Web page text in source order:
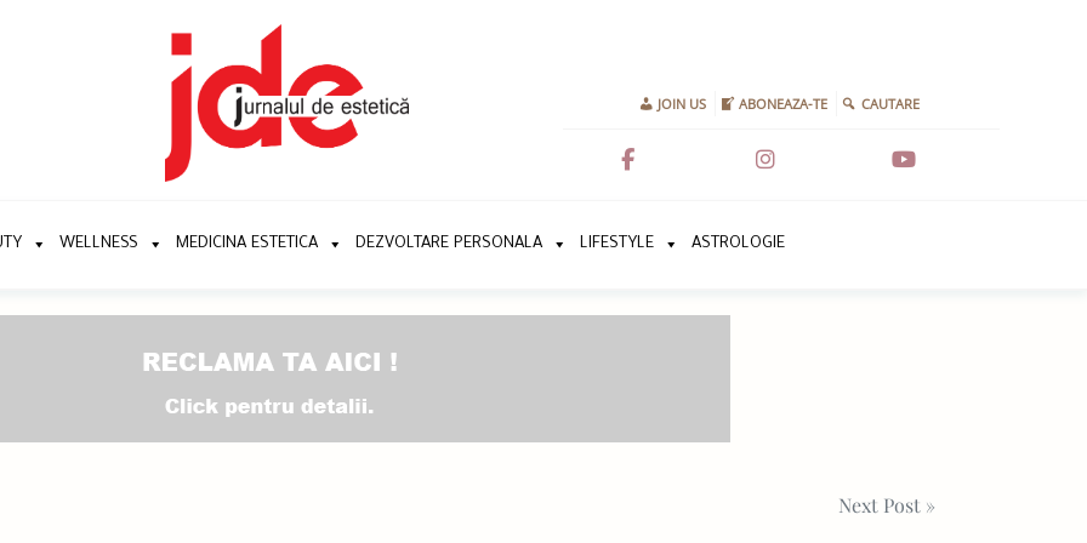
JOIN US ABONEAZA-TE CAUTARE
WELLNESS MEDICINA ESTETICA DEZVOLTARE PERSONALA LIFESTYLE ASTROLOGIE
Next Post »